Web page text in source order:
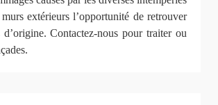
extérieurs l’opportunité de retrouver
d’origine. Contactez-nous pour traiter ou